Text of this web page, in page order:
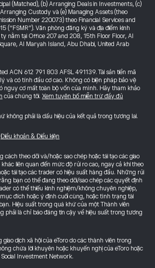
(Matched), (b) Arranging Deals in Investments, (c)
Custody và (e) Managing Assets (theo
Number 220073) theo Financial Services and
(“FSMR”). Văn phòng đăng ký và địa điểm kinh
nằm tại Office 207 and 208, 15th Floor Floor, Al
Al Maryah Island, Abu Dhabi, United Arab
ACN 612 791 803 AFSL 491139. Tài sản tiền mã
và có tính đầu cơ cao. Không có biện pháp bảo vệ
nguy cơ mất toàn bộ vốn của mình. Hãy tham khảo
của chúng tôi. Xem tuyên bố miễn trừ đầy đủ
không phải là dấu hiệu của kết quả trong tương lai.
Điều khoản & Điều kiện
cách theo dõi và/hoặc sao chép hoặc tái tạo các giao
liên quan đến mức độ rủi ro cao, ngay cả khi theo
tái tạo các trader có hiệu suất hàng đầu. Những rủi
bạn có thể đang theo dõi/sao chép các quyết định
có thể thiếu kinh nghiệm/không chuyên nghiệp,
đích hoặc ý định cuối cùng, hoặc tình trạng tài
Hiệu suất trong quá khứ của một Thành viên
phải là chỉ báo đáng tin cậy về hiệu suất trong tương
dịch xã hội của eToro do các thành viên trong
chứa lời khuyên hoặc khuyến nghị của eToro hoặc
Investment Network.